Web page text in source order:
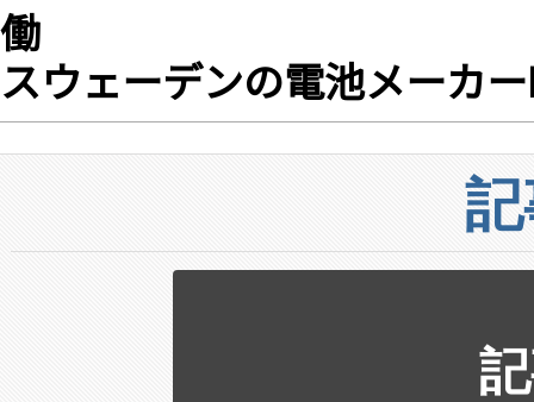
働
スウェーデンの電池メーカ